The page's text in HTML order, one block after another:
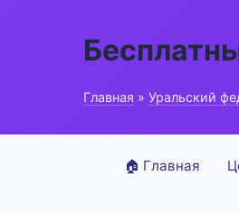
Главная » Уральский
🏠 Главная